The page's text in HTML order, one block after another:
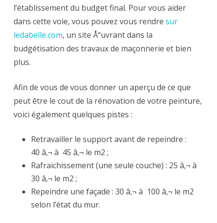
l’établissement du budget final. Pour vous aider
dans cette voie, vous pouvez vous rendre sur
ledabelle.com, un site Å“uvrant dans la
budgétisation des travaux de maçonnerie et bien
plus.
Afin de vous de vous donner un aperçu de ce que
peut être le cout de la rénovation de votre peinture,
voici également quelques pistes :
Retravailler le support avant de repeindre :
40 â‚¬ à 45 â‚¬ le m2 ;
Rafraichissement (une seule couche) : 25 â‚¬ à
30 â‚¬ le m2 ;
Repeindre une façade : 30 â‚¬ à 100 â‚¬ le m2
selon l’état du mur.